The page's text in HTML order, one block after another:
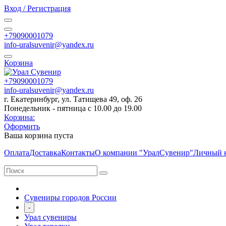
Вход / Регистрация
+79090001079
info-uralsuvenir@yandex.ru
Корзина
+79090001079
info-uralsuvenir@yandex.ru
г. Екатеринбург, ул. Татищева 49, оф. 26
Понедельник - пятница с 10.00 до 19.00
Корзина:
Оформить
Ваша корзина пуста
ОплатаДоставкаКонтактыО компании "УралСувенир"Личный
Сувениры городов России
-
Урал сувениры